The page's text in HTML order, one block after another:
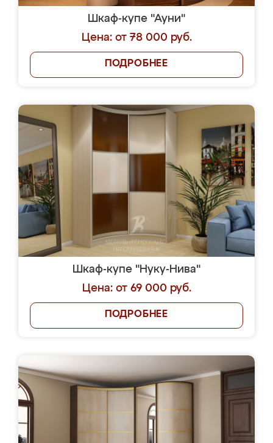
Шкаф-купе "Ауни"
Цена: от 78 000 руб.
ПОДРОБНЕЕ
Шкаф-купе "Нуку-Нива"
Цена: от 69 000 руб.
ПОДРОБНЕЕ